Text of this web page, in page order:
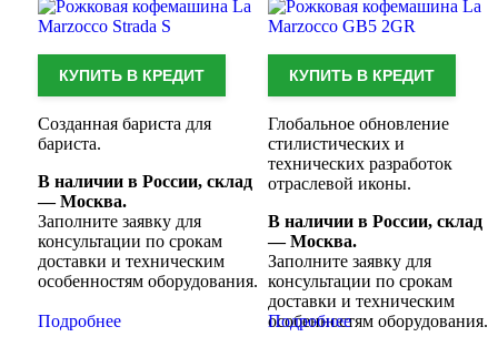
КУПИТЬ В КРЕДИТ
Глобальное обновление
стилистических и
технических разработок
отраслевой иконы.
В наличии в России, склад
— Москва.
Заполните заявку для
консультации по срокам
доставки и техническим
особенностям оборудования.
Подробнее
КУПИТЬ В КРЕДИТ
Созданная бариста для
бариста.
В наличии в России, склад
— Москва.
Заполните заявку для
консультации по срокам
доставки и техническим
особенностям оборудования.
Подробнее